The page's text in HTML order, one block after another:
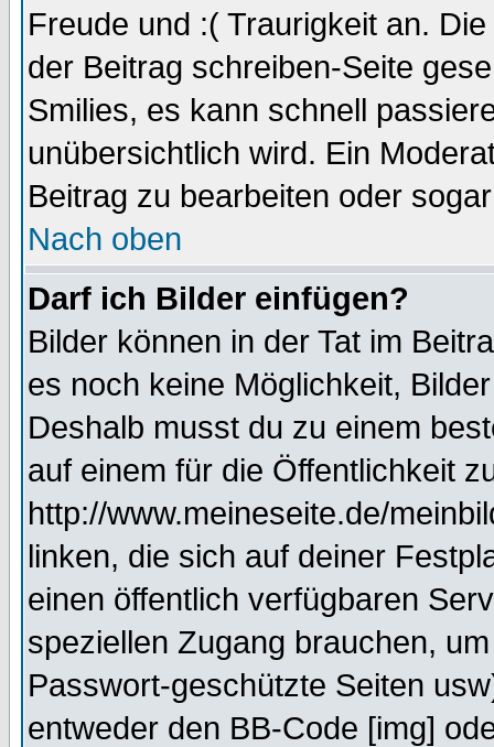
Freude und :( Traurigkeit an.
der Beitrag schreiben-Seite
Smilies, es kann schnell
unübersichtlich wird. Ein
Beitrag zu bearbeiten oder
Nach oben
Darf ich Bilder einfügen?
Bilder können in der Tat im
es noch keine Möglichkeit,
Deshalb musst du zu einem
auf einem für die Öffentlichkeit
http://www.meineseite.de/
linken, die sich auf deiner
einen öffentlich verfügbaren
speziellen Zugang brauchen,
Passwort-geschützte Seiten
entweder den BB-Code [img]